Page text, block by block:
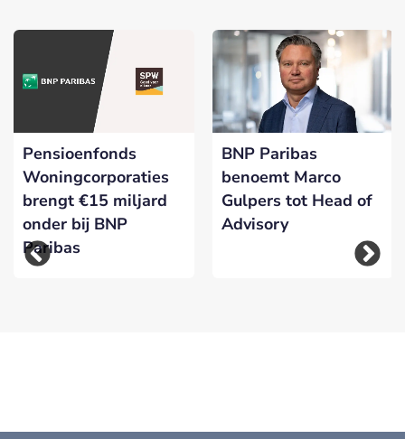
Pensioenfonds
Woningcorporaties
brengt €15 miljard
onder bij BNP
Paribas
BNP Paribas
benoemt Marco
Gulpers tot Head of
Advisory